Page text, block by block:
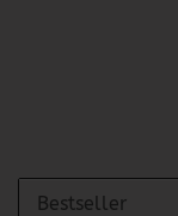
Bestseller